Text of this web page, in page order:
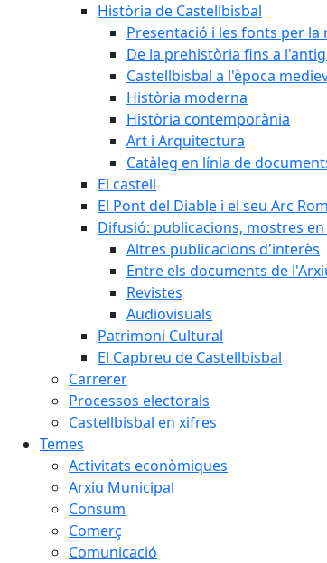
Història de Castellbisbal
Presentació i les fonts per la
De la prehistòria fins a
Castellbisbal a l'època
Història moderna
Història contemporània
Art i Arquitectura
Catàleg en línia de
El castell
El Pont del Diable i el seu Arc
Difusió: publicacions, mostres
Altres publicacions d'interès
Entre els documents de
Revistes
Audiovisuals
Patrimoni Cultural
El Capbreu de Castellbisbal
Carrerer
Processos electorals
Castellbisbal en xifres
Temes
Activitats econòmiques
Arxiu Municipal
Consum
Comerç
Comunicació